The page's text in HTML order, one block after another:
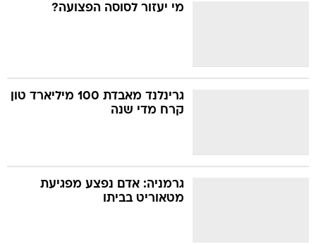
מי יעזור לסוסה הפצועה?
גרינלנד מאבדת 100 מיליארד טון
קרח מדי שנה
גרמניה: אדם נפצע מפגיעת
מטאוריט בביתו